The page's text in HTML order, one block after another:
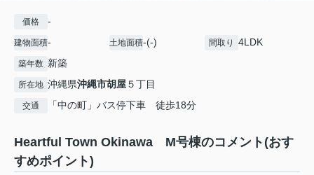
価格 -
建物面積- 土地面積-(-) 間取り 4LDK
築年数 新築
所在地 沖縄県沖縄市胡屋５丁目
交通 「中の町」バス停下車 徒歩18分
Heartful Town Okinawa M号棟のコメント(おす
すめポイント)